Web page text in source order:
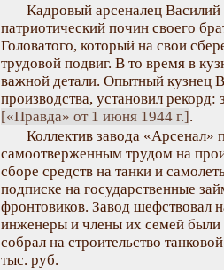
Кадровый арсеналец
патриотический почин своего
Головатого, который на свои
трудовой подвиг. В то время в
важной детали. Опытный кузнец
производства, установил
[«Правда» от 1 июня 1944 г.].
Коллектив завода «Арсенал»
самоотверженным трудом на
сборе средств на танки и
подписке на государственные
фронтовиков. Завод шефствовал
инженеры и члены их семей были
собрал на строительство
тыс. руб.